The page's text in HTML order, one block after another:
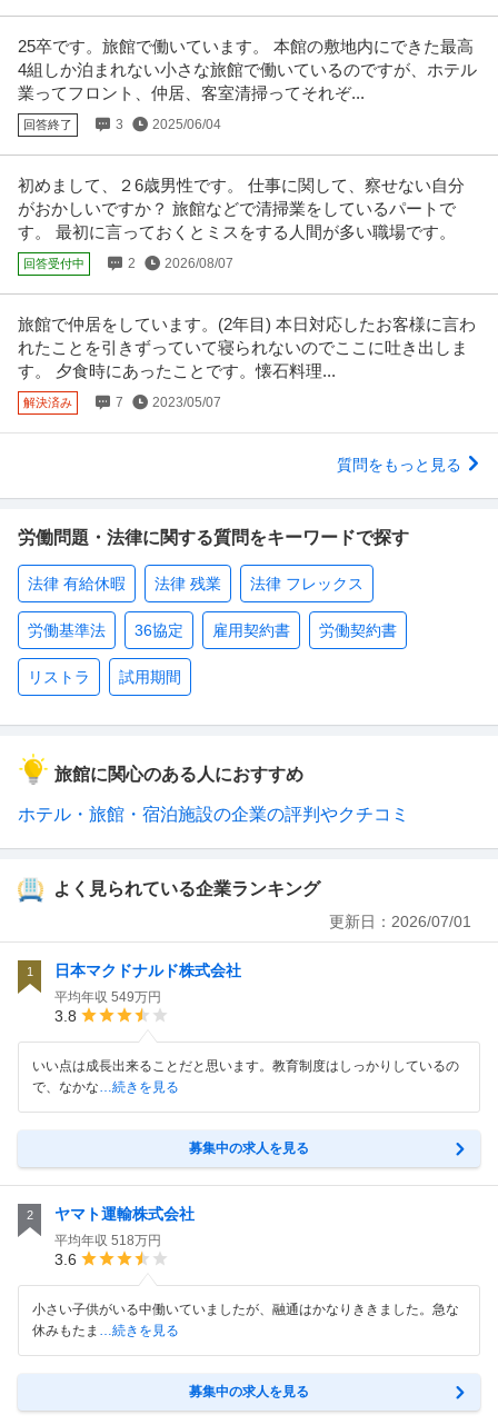
25卒です。旅館で働いています。 本館の敷地内にできた最高
4組しか泊まれない小さな旅館で働いているのですが、ホテル
業ってフロント、仲居、客室清掃ってそれぞ...
回答終了 3 2025/06/04
初めまして、２6歳男性です。 仕事に関して、察せない自分
がおかしいですか？ 旅館などで清掃業をしているパートで
す。 最初に言っておくとミスをする人間が多い職場です。
回答受付中 2 2026/08/07
旅館で仲居をしています。(2年目) 本日対応したお客様に言わ
れたことを引きずっていて寝られないのでここに吐き出しま
す。 夕食時にあったことです。懐石料理...
解決済み 7 2023/05/07
質問をもっと見る
労働問題・法律に関する質問をキーワードで探す
法律 有給休暇 法律 残業 法律 フレックス
労働基準法 36協定 雇用契約書 労働契約書
リストラ 試用期間
旅館に関心のある人におすすめ
ホテル・旅館・宿泊施設の企業の評判やクチコミ
よく見られている企業ランキング
更新日： 2026/07/01
1 日本マクドナルド株式会社
平均年収 549万円
3.8
いい点は成長出来ることだと思います。教育制度はしっかりしているの
で、なかな…続きを見る
募集中の求人を見る
2 ヤマト運輸株式会社
平均年収 518万円
3.6
小さい子供がいる中働いていましたが、融通はかなりききました。急な
休みもたま …続きを見る
募集中の求人を見る